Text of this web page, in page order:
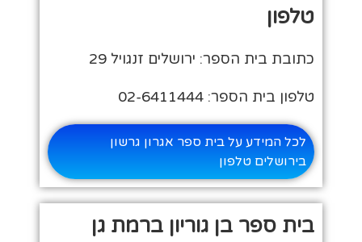
טלפון
כתובת בית הספר: ירושלים זנגויל 29
טלפון בית הספר: 02-6411444
לכל המידע על בית ספר אגרון גרשון
בירושלים טלפון
בית ספר בן גוריון ברמת גן